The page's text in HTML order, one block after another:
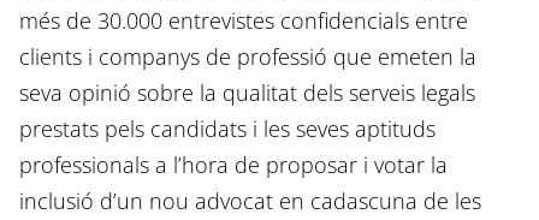
més de 30.000 entrevistes confidencials entre
clients i companys de professió que emeten la
seva opinió sobre la qualitat dels serveis legals
prestats pels candidats i les seves aptituds
professionals a l’hora de proposar i votar la
inclusió d’un nou advocat en cadascuna de les